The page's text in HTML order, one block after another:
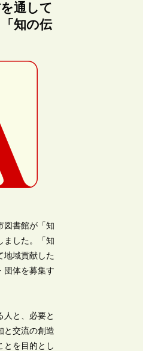
通して
知の伝
図書館が「知
ました。「知
地域貢献した
団体を募集す
人と、必要と
と交流の創造
とを目的とし